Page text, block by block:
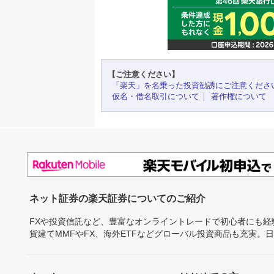
【ご注意ください】
「楽天」を名乗った投資勧誘にご注意くださ
仮名・借名取引について
著作権について
ネット証券の楽天証券についてのご紹介
FXや投資信託など、豊富なオンライントレードで初心者にも
貨建てMMFやFX、海外ETFなどグローバル投資商品も充実。